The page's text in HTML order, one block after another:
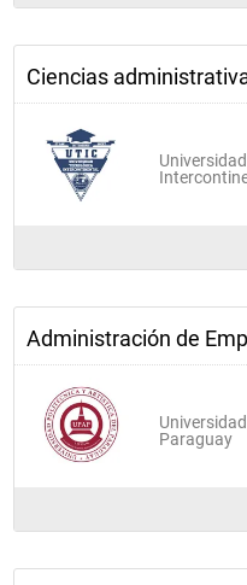
Administración
Investigación de mercados
Legislación bancaria, de
Taller de práctica
Cuarto año
Auditoría de gestión
Ciencias
Administración de
Paraguay